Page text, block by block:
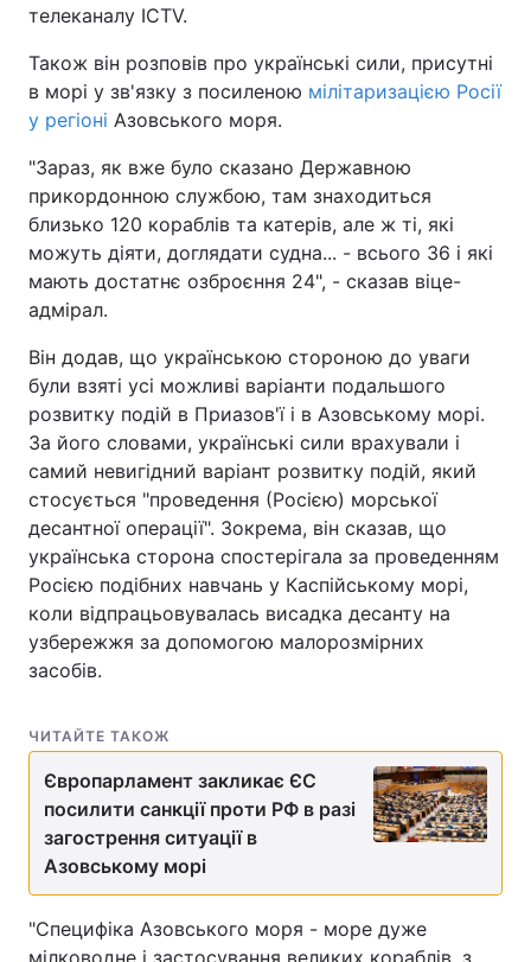
телеканалу ICTV.
Також він розповів про українські сили, присутні
в морі у зв'язку з посиленою мілітаризацією Росії
у регіоні Азовського моря.
"Зараз, як вже було сказано Державною
прикордонною службою, там знаходиться
близько 120 кораблів та катерів, але ж ті, які
можуть діяти, доглядати судна... - всього 36 і які
мають достатнє озброєння 24", - сказав віце-
адмірал.
Він додав, що українською стороною до уваги
були взяті усі можливі варіанти подальшого
розвитку подій в Приазов'ї і в Азовському морі.
За його словами, українські сили врахували і
самий невигідний варіант розвитку подій, який
стосується "проведення (Росією) морської
десантної операції". Зокрема, він сказав, що
українська сторона спостерігала за проведенням
Росією подібних навчань у Каспійському морі,
коли відпрацьовувалась висадка десанту на
узбережжя за допомогою малорозмірних
засобів.
ЧИТАЙТЕ ТАКОЖ
Європарламент закликає ЄС
посилити санкції проти РФ в разі
загострення ситуації в
Азовському морі
"Специфіка Азовського моря - море дуже
мілководне і застосування великих кораблів, з